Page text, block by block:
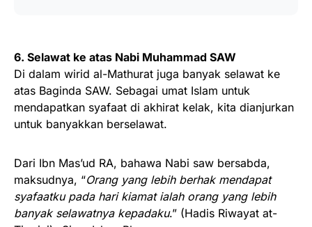
6. Selawat ke atas Nabi Muhammad SAW
Di dalam wirid al-Mathurat juga banyak selawat ke
atas Baginda SAW. Sebagai umat Islam untuk
mendapatkan syafaat di akhirat kelak, kita dianjurkan
untuk banyakkan berselawat.
Dari Ibn Mas’ud RA, bahawa Nabi saw bersabda,
maksudnya, “Orang yang lebih berhak mendapat
syafaatku pada hari kiamat ialah orang yang lebih
banyak selawatnya kepadaku.” (Hadis Riwayat at-